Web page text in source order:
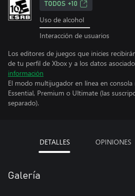
TODOS +10
Uso de alcohol
Interacción de usuarios
Los editores de juegos que inicies
de tu perfil de Xbox y a los datos
información
El modo multijugador en línea en consola
Essential, Premium o Ultimate (las
separado).
DETALLES OPINIONES
Galería